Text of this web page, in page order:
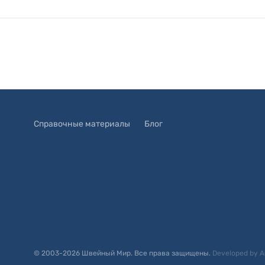
Справочные материалы Блог
© 2003-2026 Швейный Мир. Все права защищены. Developed by